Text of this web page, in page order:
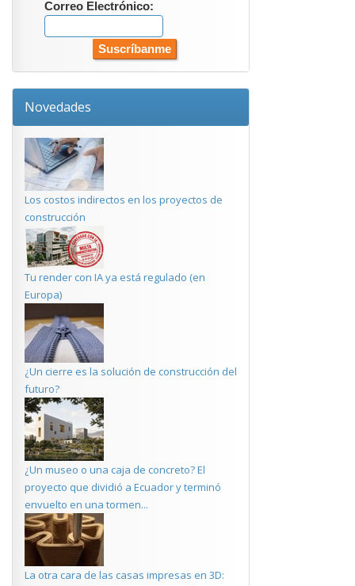
Correo Electrónico:
Novedades
Los costos indirectos en los proyectos de
construcción
Tu render con IA ya está regulado (en
Europa)
¿Un cierre es la solución de construcción del
futuro?
¿Un museo o una caja de concreto? El
proyecto que dividió a Ecuador y terminó
envuelto en una tormen...
La otra cara de las casas impresas en 3D: